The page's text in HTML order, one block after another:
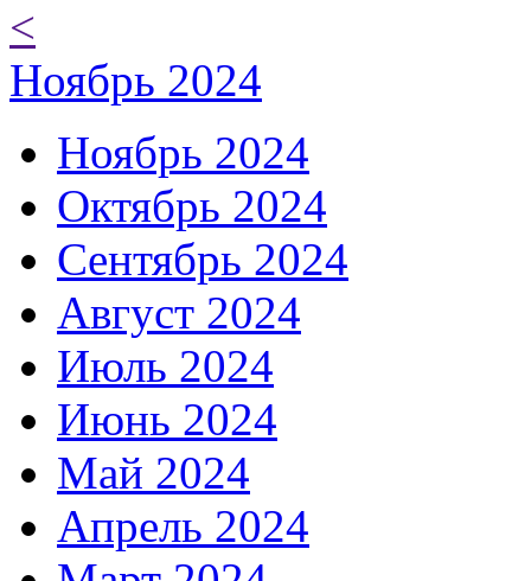
<
Ноябрь 2024
Ноябрь 2024
Октябрь 2024
Сентябрь 2024
Август 2024
Июль 2024
Июнь 2024
Май 2024
Апрель 2024